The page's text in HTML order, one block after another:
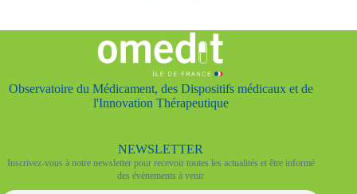
Observatoire du Médicament, des Dispositifs médicaux et de
l'Innovation Thérapeutique
NEWSLETTER
Inscrivez-vous à notre newsletter pour recevoir toutes les actualités et être informé
des évènements à venir